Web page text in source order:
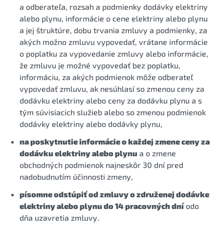
a odberateľa, rozsah a podmienky dodávky elektriny
alebo plynu, informácie o cene elektriny alebo plynu
a jej štruktúre, dobu trvania zmluvy a podmienky, za
akých možno zmluvu vypovedať, vrátane informácie
o poplatku za vypovedanie zmluvy alebo informácie,
že zmluvu je možné vypovedať bez poplatku,
informáciu, za akých podmienok môže odberateľ
vypovedať zmluvu, ak nesúhlasí so zmenou ceny za
dodávku elektriny alebo ceny za dodávku plynu a s
tým súvisiacich služieb alebo so zmenou podmienok
dodávky elektriny alebo dodávky plynu,
na poskytnutie informácie o každej zmene ceny za
dodávku elektriny alebo plynu a o zmene
obchodných podmienok najneskôr 30 dní pred
nadobudnutím účinnosti zmeny,
písomne odstúpiť od zmluvy o združenej dodávke
elektriny alebo plynu do 14 pracovných dníodo
dňa uzavretia zmluvy.